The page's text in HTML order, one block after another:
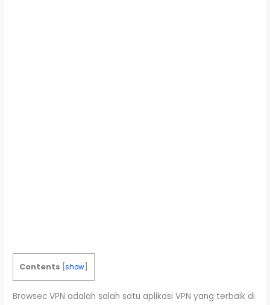
Contents [show
Browsec VPN adalah salah satu aplikasi VPN yang terbaik di